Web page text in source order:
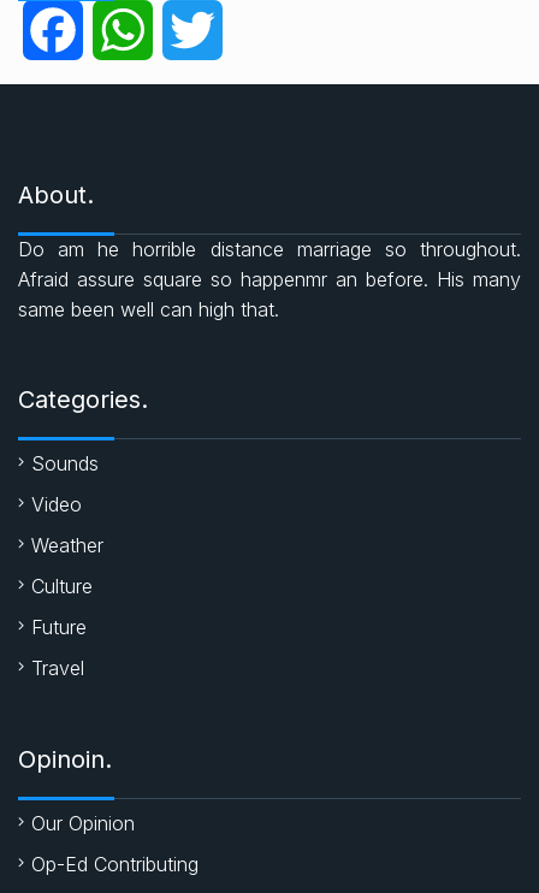
o
r
a
e
b
o
k
W
h
s
w
t
About.
Do am he horrible distance marriage so throughout.
Afraid assure square so happenmr an before. His many
same been well can high that.
Categories.
Sounds
Video
Weather
Culture
Future
Travel
Opinoin.
Our Opinion
Op-Ed Contributing